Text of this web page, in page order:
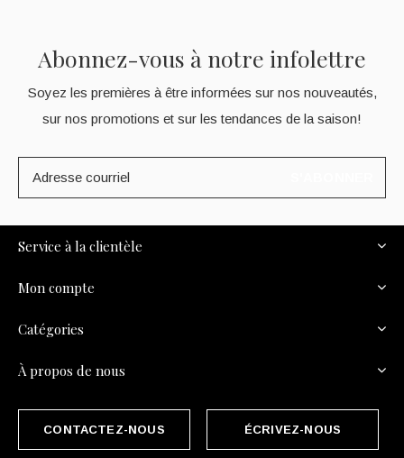
Abonnez-vous à notre infolettre
Soyez les premières à être informées sur nos nouveautés,
sur nos promotions et sur les tendances de la saison!
Service à la clientèle
Mon compte
Catégories
À propos de nous
CONTACTEZ-NOUS ÉCRIVEZ-NOUS